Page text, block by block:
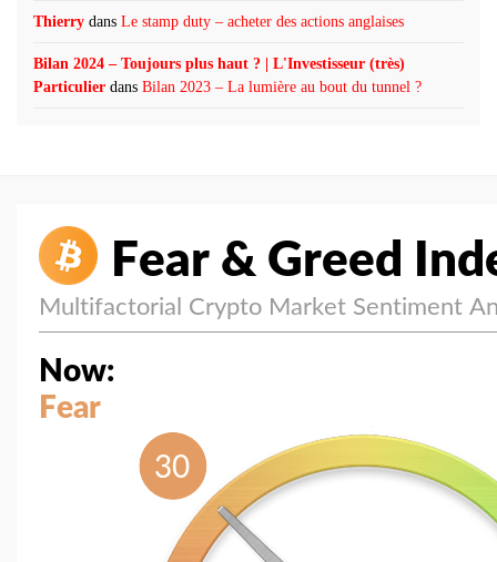
Thierry dans Le stamp duty – acheter des actions anglaises
Bilan 2024 – Toujours plus haut ? | L'Investisseur (très)
Particulier dans Bilan 2023 – La lumière au bout du tunnel ?